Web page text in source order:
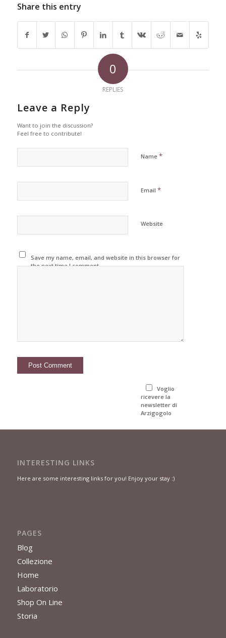
Share this entry
0
REPLIES
Leave a Reply
Want to join the discussion?
Feel free to contribute!
Name *
Email *
Website
Save my name, email, and website in this browser for
the next time I comment.
Voglio
ricevere la
newsletter di
Arzigogolo
INTERESTING LINKS
Here are some interesting links for you! Enjoy your stay :)
PAGES
Blog
Collezione
Home
Laboratorio
Shop On Line
Storia